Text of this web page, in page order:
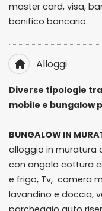
master card, visa,
bonifico bancario.
Alloggi
Diverse tipologie
mobile e bungalow
BUNGALOW IN
alloggio in
con angolo cottura
e frigo, Tv, camera
lavandino e doccia,